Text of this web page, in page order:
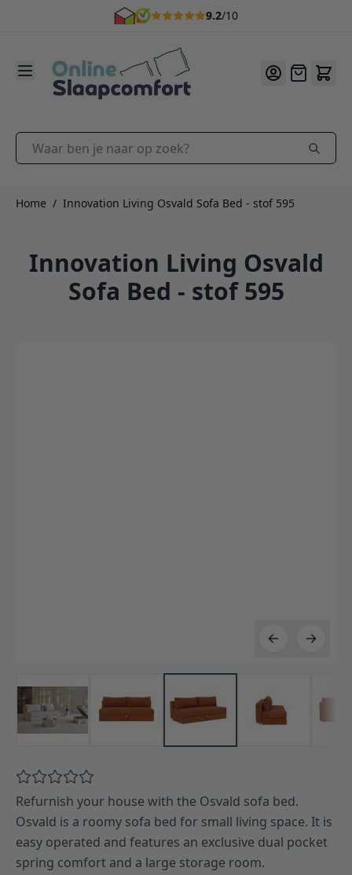
9.2/10
Offerte
Waar ben je naar op zoek?
Home / Innovation Living Osvald Sofa Bed - stof 595
Innovation Living Osvald
Sofa Bed - stof 595
Refurnish your house with the Osvald sofa bed.
Osvald is a roomy sofa bed for small living space. It is
easy operated and features an exclusive dual pocket
spring comfort and a large storage room.